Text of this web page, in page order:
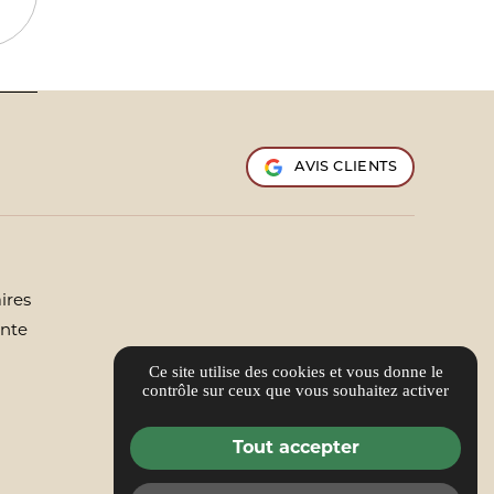
AVIS CLIENTS
Ce site utilise des cookies et vous donne le
contrôle sur ceux que vous souhaitez activer
Tout accepter